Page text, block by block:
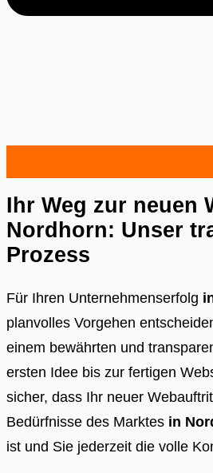
Ihr Weg zur neuen
Nordhorn: Unser
Prozess
Für Ihren Unternehmenserfolg
planvolles Vorgehen
einem bewährten und
ersten Idee bis zur fertigen
sicher, dass Ihr neuer
Bedürfnisse des Marktes in
ist und Sie jederzeit die volle